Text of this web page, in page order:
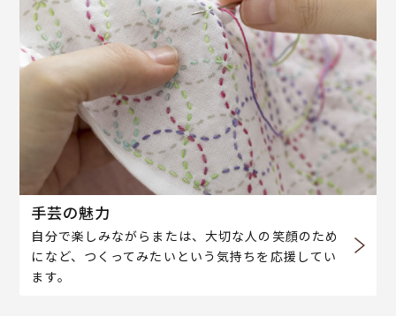
手芸の魅力
自分で楽しみながらまたは、大切な人の笑顔のため
になど、つくってみたいという気持ちを応援してい
ます。